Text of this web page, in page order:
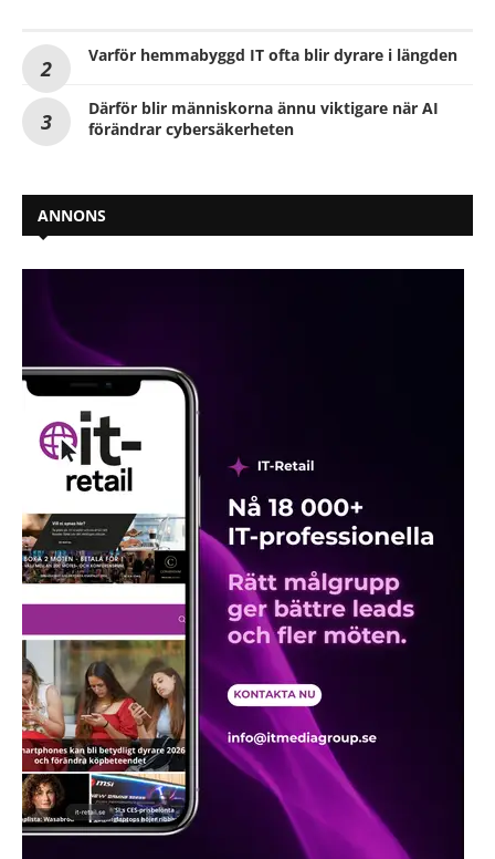
Varför hemmabyggd IT ofta blir dyrare i längden
Därför blir människorna ännu viktigare när AI
förändrar cybersäkerheten
ANNONS